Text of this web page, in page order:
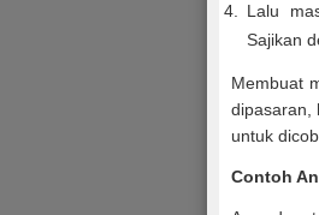
Lalu
Sajikan
Membuat
untuk
Contoh